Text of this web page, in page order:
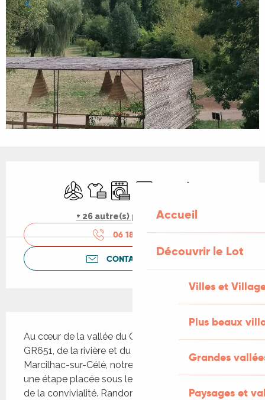
Accueil
Découvrir le Lot
Villes et
Plus beaux
Grandes
Paysages et
Air conditionné
Draps et linge
Lave lingeLave vaisselleJeux pour enfants
+ 26 autre(s) prestation(s)
06 18 98 26▒▒
CONTACTEZ-NOUS
Au cœur de la vallée du Célé, à quelques pas du
GR651, de la rivière et du charmant village de
Marcilhac-sur-Célé, notre gîte vous accueille pour
une étape placée sous le signe de la détente et
de la convivialité. Randonneurs, pèlerins, mais